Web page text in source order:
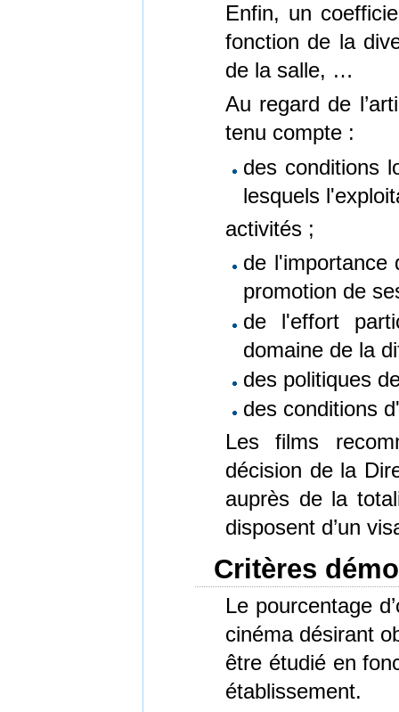
Enfin, un
fonction de la
de la salle, …
Au regard de
tenu compte :
des conditions
lesquels
activités ;
de l'importance
promotion de
de l'effort
domaine de la
des politiques
des conditions
Les films
décision de la
auprès de la
disposent d’un
Critères
Le pourcentage
cinéma désirant
être étudié en
établissement.